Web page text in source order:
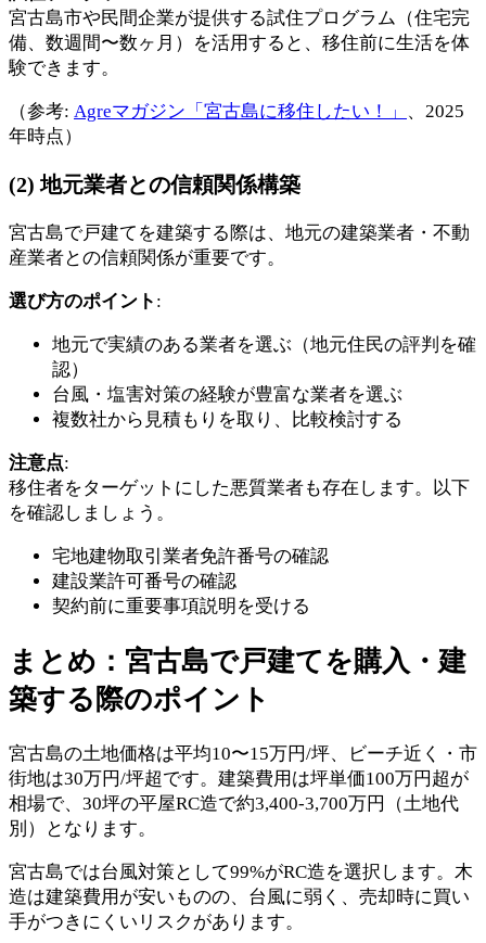
宮古島市や民間企業が提供する試住プログラム（住宅完
備、数週間〜数ヶ月）を活用すると、移住前に生活を体
験できます。
（参考: Agreマガジン「宮古島に移住したい！」
、2025
年時点）
(2) 地元業者との信頼関係構築
宮古島で戸建てを建築する際は、地元の建築業者・不動
産業者との信頼関係が重要です。
選び方のポイント :
地元で実績のある業者を選ぶ（地元住民の評判を確
認）
台風・塩害対策の経験が豊富な業者を選ぶ
複数社から見積もりを取り、比較検討する
注意点:
移住者をターゲットにした悪質業者も存在します。以下
を確認しましょう。
宅地建物取引業者免許番号の確認
建設業許可番号の確認
契約前に重要事項説明を受ける
まとめ：宮古島で戸建てを購入・建
築する際のポイント
宮古島の土地価格は平均10〜15万円/坪、ビーチ近く・市
街地は30万円/坪超です。建築費用は坪単価100万円超が
相場で、30坪の平屋RC造で約3,400-3,700万円（土地代
別）となります。
宮古島では台風対策として99%がRC造を選択します。木
造は建築費用が安いものの、台風に弱く、売却時に買い
手がつきにくいリスクがあります。